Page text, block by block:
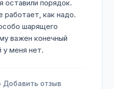
оставили порядок.
работает, как надо.
шарящего
важен конечный
у меня нет.
отзыв